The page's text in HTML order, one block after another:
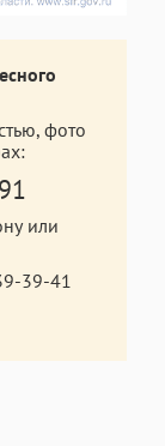
фото
или
39-41